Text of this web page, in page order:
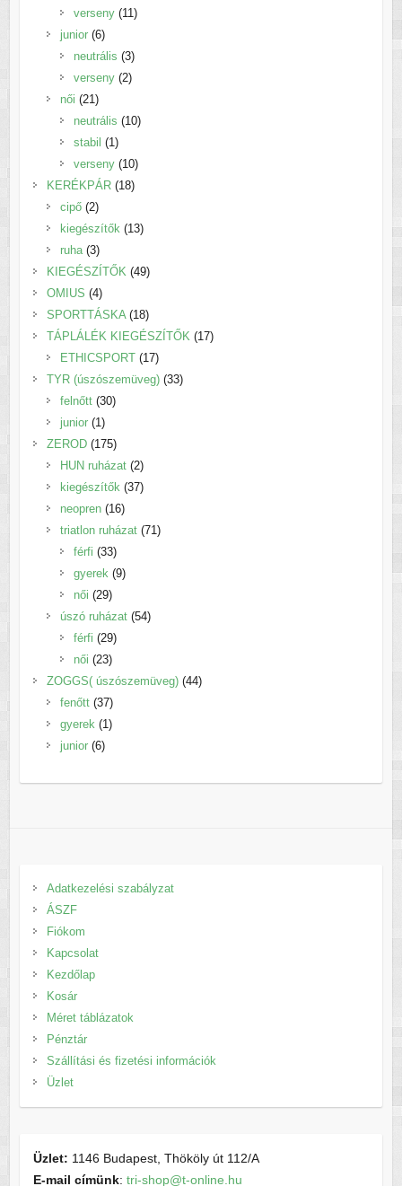
termék
verseny 1111
junior 66
termék
neutrális 33
termék
verseny 22
női 2121
termék
neutrális 1010
stabil 11
termék
verseny 1010
termék
KERÉKPÁR 1818
cipő 22
termék
kiegészítők 1313
ruha 33
termék
KIEGÉSZÍTŐK 4949
OMIUS 44
termék
SPORTTÁSKA 1818
termék
TÁPLÁLÉK KIEGÉSZÍTŐK 1717
ETHICSPORT 1717
termék
TYR (úszószemüveg) 3333
felnőtt 3030
junior 11
termék
ZEROD 175175
termék
HUN ruházat 22
termék
kiegészítők 3737
neopren 1616
termék
triatlon ruházat 7171
férfi 3333
termék
gyerek 99
női 2929
termék
úszó ruházat 5454
férfi 2929
termék
női 2323
termék
ZOGGS( úszószemüveg) 4444
fenőtt 3737
termék
gyerek 11
junior 66
Adatkezelési szabályzat
ÁSZF
Fiókom
Kapcsolat
Kezdőlap
Kosár
Méret táblázatok
Pénztár
Szállítási és fizetési információk
Üzlet
Üzlet: 1146 Budapest, Thököly út 112/A
E-mail címünk: tri-shop@t-online.hu